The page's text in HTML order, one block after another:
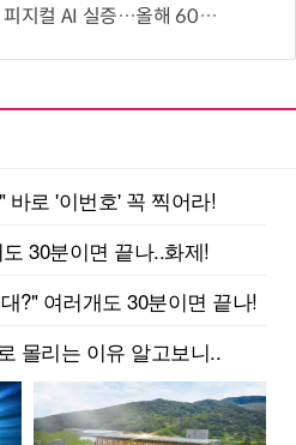
컬 AI 실증…올해 600억 투입